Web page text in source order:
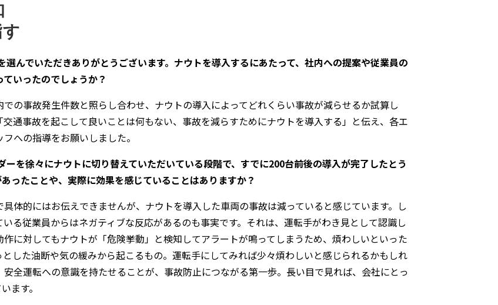
んでいただきありがとうございます。ナウトを導入するにあたって、社内への提案や従業員の
いったのでしょうか？
の事故発生件数と照らし合わせ、ナウトの導入によってどれくらい事故が減らせるか試算し
通事故を起こして良いことは何もない、事故を減らすためにナウトを導入する」と伝え、各エ
への指導をお願いしました。
を徐々にナウトに切り替えていただいている段階で、すでに200台前後の導入が完了したとう
ったことや、実際に効果を感じていることはありますか？
体的にはお伝えできませんが、ナウトを導入した車両の事故は減っていると感じています。し
る従業員からはネガティブな反応があるのも事実です。それは、運転手がわき見として認識し
に対してもナウトが「危険挙動」と検知してアラートが鳴ってしまうため、煩わしいといった
した油断や気の緩みから起こるもの。運転手にしてみれば少々煩わしいと感じられるかもしれ
全運転への意識を持たせることが、事故防止につながる第一歩。長い目で見れば、会社にとっ
ます。